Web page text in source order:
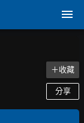
＋收藏
分享